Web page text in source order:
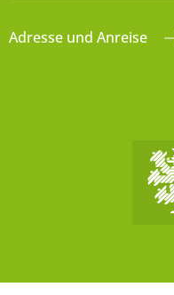
Adresse und Anreise